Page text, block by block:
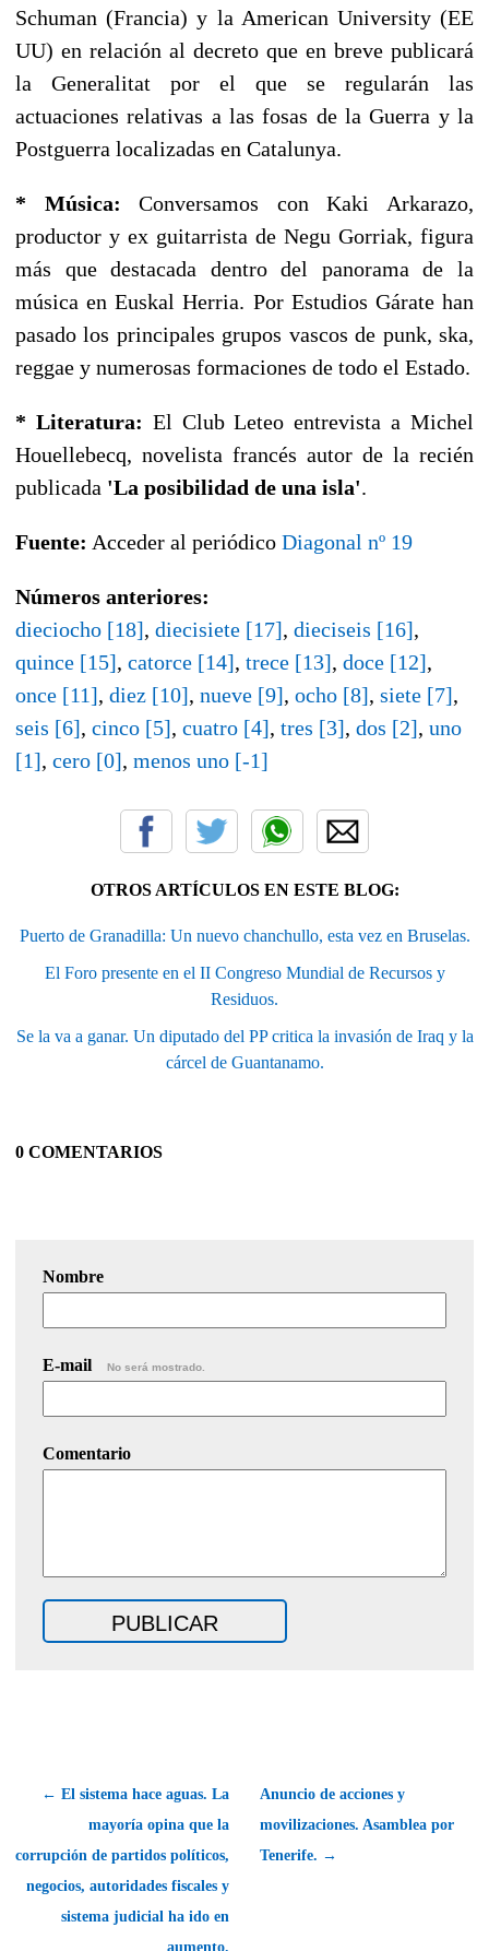
Schuman (Francia) y la American University (EE
UU) en relación al decreto que en breve publicará
la Generalitat por el que se regularán las
actuaciones relativas a las fosas de la Guerra y la
Postguerra localizadas en Catalunya.
* Música: Conversamos con Kaki Arkarazo,
productor y ex guitarrista de Negu Gorriak, figura
más que destacada dentro del panorama de la
música en Euskal Herria. Por Estudios Gárate han
pasado los principales grupos vascos de punk, ska,
reggae y numerosas formaciones de todo el Estado.
* Literatura: El Club Leteo entrevista a Michel
Houellebecq, novelista francés autor de la recién
publicada 'La posibilidad de una isla'.
Fuente: Acceder al periódico Diagonal nº 19
Números anteriores:
dieciocho [18], diecisiete [17], dieciseis [16],
quince [15], catorce [14], trece [13], doce [12],
once [11], diez [10], nueve [9], ocho [8], siete [7],
seis [6], cinco [5], cuatro [4], tres [3], dos [2], uno
[1], cero [0], menos uno [-1]
OTROS ARTÍCULOS EN ESTE BLOG:
Puerto de Granadilla: Un nuevo chanchullo, esta vez en Bruselas.
El Foro presente en el II Congreso Mundial de Recursos y
Residuos.
Se la va a ganar. Un diputado del PP critica la invasión de Iraq y la
cárcel de Guantanamo.
0 COMENTARIOS
Nombre
E-mail No será mostrado.
Comentario
← El sistema hace aguas. La
mayoría opina que la
corrupción de partidos políticos,
negocios, autoridades fiscales y
sistema judicial ha ido en
aumento.
Anuncio de acciones y
movilizaciones. Asamblea por
Tenerife. →